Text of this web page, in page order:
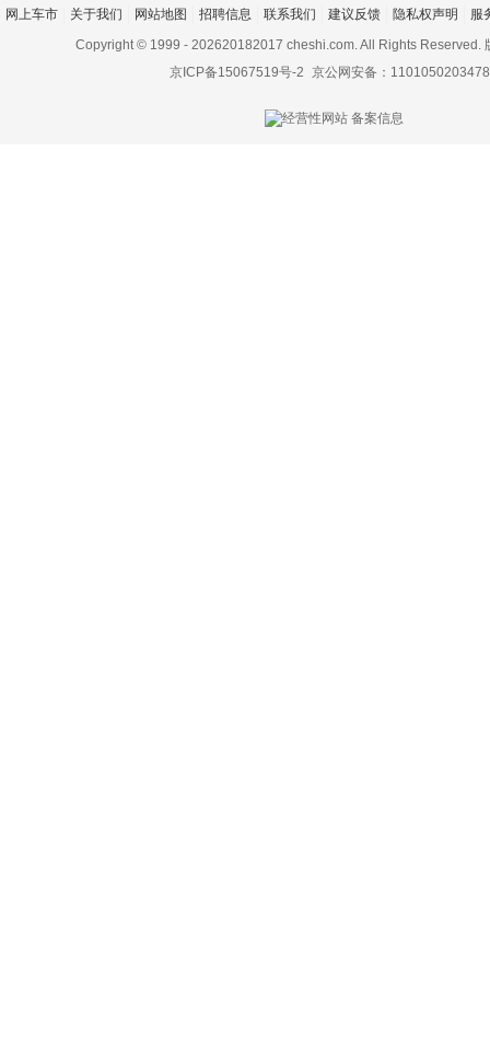
上传图片最多
网上车市 关于我们 网站地图 招聘信息 联系我们 建议反馈 隐私权声明
服
Copyright © 1999 - 202620182017 cheshi.com. All Rights Reserved.
京ICP备15067519号-2 京公网安备：